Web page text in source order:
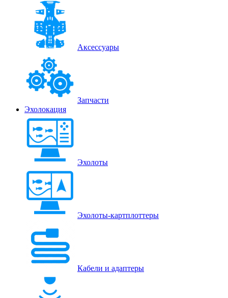
Аксессуары
Запчасти
Эхолокация
Эхолоты
Эхолоты-картплоттеры
Кабели и адаптеры